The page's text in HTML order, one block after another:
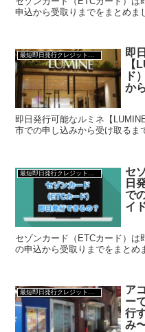
申込から受取りまでをまとめま
即
【
ド
か
即日発行可能なルミネ【
市での申し込みから受け取るま
最短即日発行クレジットカード
セ
日
で
イ
セゾンカード（ETCカード）
の申込から受取りまでをまとめ
ア
ー
行
み